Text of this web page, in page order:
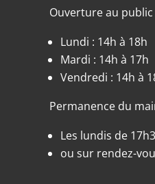
Ouverture au
Lundi : 14h à 18h
Mardi : 14h à 17h
Vendredi : 14h à
Permanence du
Les lundis de
ou sur rendez-